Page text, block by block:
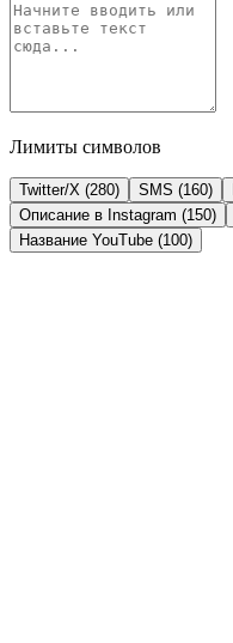
Лимиты символов
Twitter/X (280) SMS (160)
Описание в Instagram (150)
Название YouTube (100)